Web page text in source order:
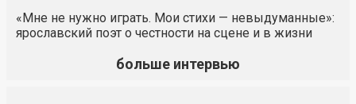
«Мне не нужно играть. Мои стихи — невыдуманные»:
ярославский поэт о честности на сцене и в жизни
больше интервью